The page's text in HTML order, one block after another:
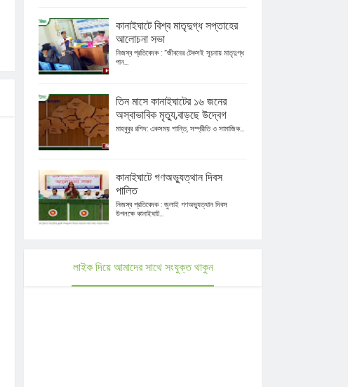
কানাইঘাটে বিশ্ব মাতৃদুগ্ধ সপ্তাহের
আলোচনা সভা
নিজস্ব প্রতিবেদক : “জীবনের টেকসই সূচনায় মাতৃদুগ্ধ
পান...
তিন মাসে কানাইঘাটের ১৬ জনের
অস্বাভাবিক মৃত্যু,বাড়ছে উদ্বেগ
মাহবুবুর রশিদ: একসময় শান্তি, সম্প্রীতি ও সামাজিক...
কানাইঘাটে গণঅভ্যুত্থান দিবস
পালিত
নিজস্ব প্রতিবেদক : জুলাই গণঅভ্যুত্থান দিবস
উপলক্ষে কানাইঘাট...
লাইক দিয়ে আমাদের সাথে সংযুক্ত থাকুন